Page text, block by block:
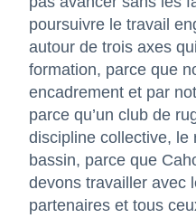
poursuivre le travail
autour de trois axes
formation, parce que
encadrement et par
parce qu’un club de
discipline collective, le
bassin, parce que
devons travailler avec
partenaires et tous